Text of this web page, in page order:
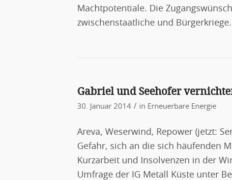
Machtpotentiale. Die
zwischenstaatliche und
Gabriel und Seehofer
30. Januar 2014 / in Erneuerbare Energie
Areva, Weserwind, Repower (jetzt:
Gefahr, sich an die sich häufenden
Kurzarbeit und Insolvenzen in der
Umfrage der IG Metall Küste unter